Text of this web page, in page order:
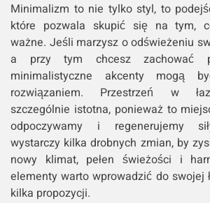
Minimalizm to nie tylko styl, to
które pozwala skupić się na tym,
ważne. Jeśli marzysz o odświeżeniu
a przy tym chcesz zachować
minimalistyczne akcenty mogą
rozwiązaniem. Przestrzeń w
szczególnie istotna, ponieważ to
odpoczywamy i regenerujemy
wystarczy kilka drobnych zmian, by
nowy klimat, pełen świeżości i
elementy warto wprowadzić do swojej
kilka propozycji.